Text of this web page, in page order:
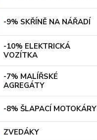
-9% SKŘÍNĚ NA NÁŘADÍ
-10% ELEKTRICKÁ
VOZÍTKA
-7% MALÍŘSKÉ
AGREGÁTY
-8% ŠLAPACÍ MOTOKÁRY
ZVEDÁKY